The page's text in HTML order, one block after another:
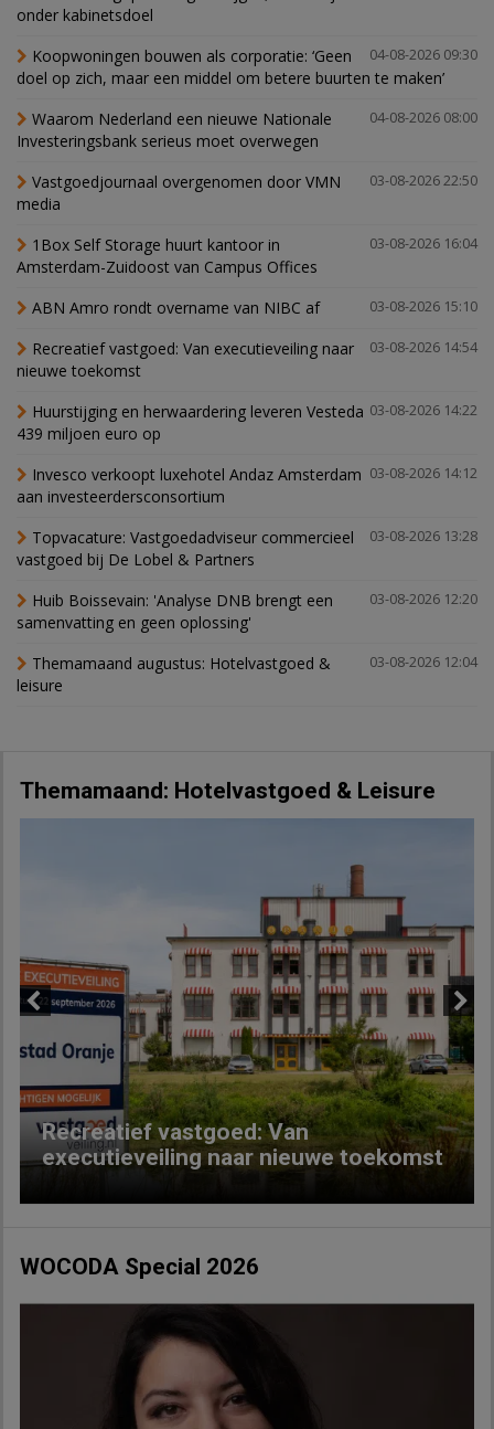
onder kabinetsdoel
04-08-2026 09:30
Koopwoningen bouwen als corporatie: ‘Geen
doel op zich, maar een middel om betere buurten te maken’
04-08-2026 08:00
Waarom Nederland een nieuwe Nationale
Investeringsbank serieus moet overwegen
03-08-2026 22:50
Vastgoedjournaal overgenomen door VMN
media
03-08-2026 16:04
1Box Self Storage huurt kantoor in
Amsterdam-Zuidoost van Campus Offices
03-08-2026 15:10
ABN Amro rondt overname van NIBC af
03-08-2026 14:54
Recreatief vastgoed: Van executieveiling naar
nieuwe toekomst
03-08-2026 14:22
Huurstijging en herwaardering leveren Vesteda
439 miljoen euro op
03-08-2026 14:12
Invesco verkoopt luxehotel Andaz Amsterdam
aan investeerdersconsortium
03-08-2026 13:28
Topvacature: Vastgoedadviseur commercieel
vastgoed bij De Lobel & Partners
03-08-2026 12:20
Huib Boissevain: 'Analyse DNB brengt een
samenvatting en geen oplossing'
03-08-2026 12:04
Themamaand augustus: Hotelvastgoed &
leisure
Themamaand: Hotelvastgoed & Leisure
Recreatief vastgoed: Van
executieveiling naar nieuwe toekomst
Next
WOCODA Special 2026